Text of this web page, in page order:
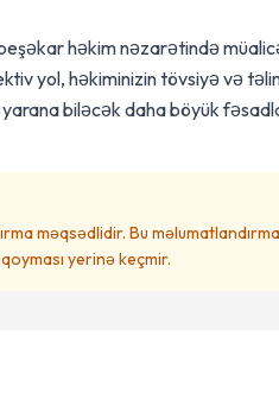
həkim nəzarətində
yol, həkiminizin tövsiyə və
biləcək daha böyük
məqsədlidir. Bu
yerinə keçmir.